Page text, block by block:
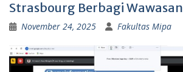
Strasbourg Berbagi Wawasan
November 24, 2025 Fakultas Mipa